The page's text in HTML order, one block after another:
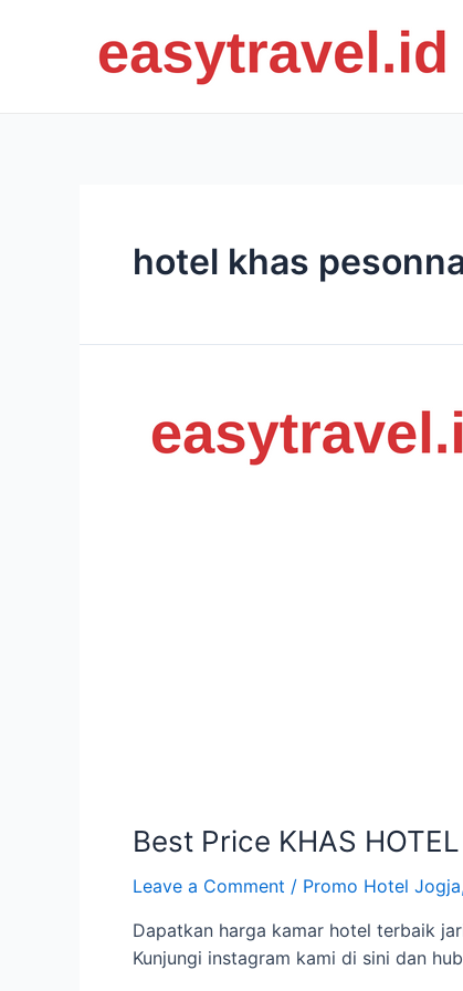
hotel khas
Best Price KHAS HOTEL
Leave a Comment / Promo Hotel Jogja
Dapatkan harga kamar hotel terbaik
Kunjungi instagram kami di sini dan